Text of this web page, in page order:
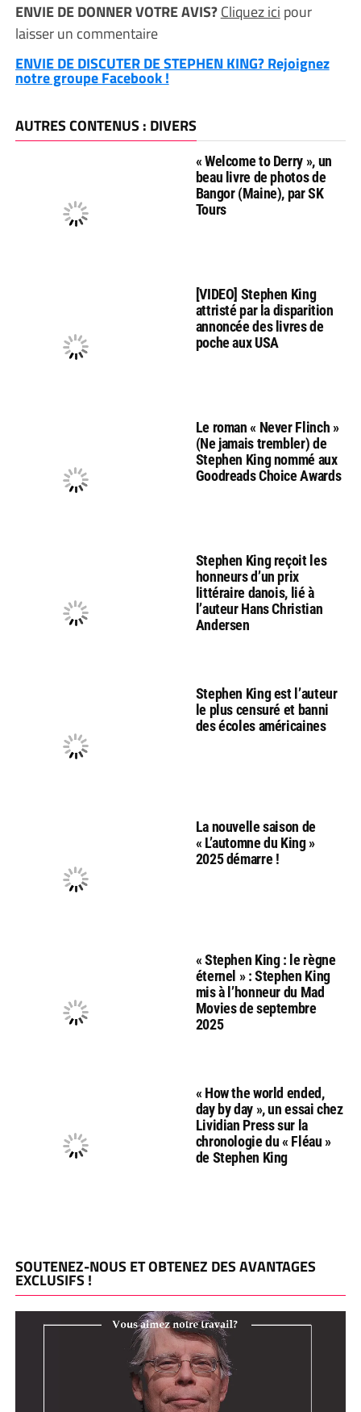
ENVIE DE DONNER VOTRE AVIS?Cliquez ici pour
laisser un commentaire
ENVIE DE DISCUTER DE STEPHEN KING? Rejoignez
notre groupe Facebook !
AUTRES CONTENUS : DIVERS
« Welcome to Derry », un
beau livre de photos de
Bangor (Maine), par SK
Tours
[VIDEO] Stephen King
attristé par la disparition
annoncée des livres de
poche aux USA
Le roman « Never Flinch »
(Ne jamais trembler) de
Stephen King nommé aux
Goodreads Choice Awards
Stephen King reçoit les
honneurs d’un prix
littéraire danois, lié à
l’auteur Hans Christian
Andersen
Stephen King est l’auteur
le plus censuré et banni
des écoles américaines
La nouvelle saison de
« L’automne du King »
2025 démarre !
« Stephen King : le règne
éternel » : Stephen King
mis à l’honneur du Mad
Movies de septembre
2025
« How the world ended,
day by day », un essai chez
Lividian Press sur la
chronologie du « Fléau »
de Stephen King
SOUTENEZ-NOUS ET OBTENEZ DES AVANTAGES
EXCLUSIFS !